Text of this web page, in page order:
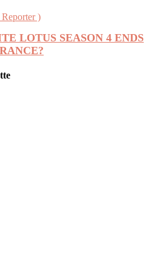
)
LOTUS SEASON 4 ENDS